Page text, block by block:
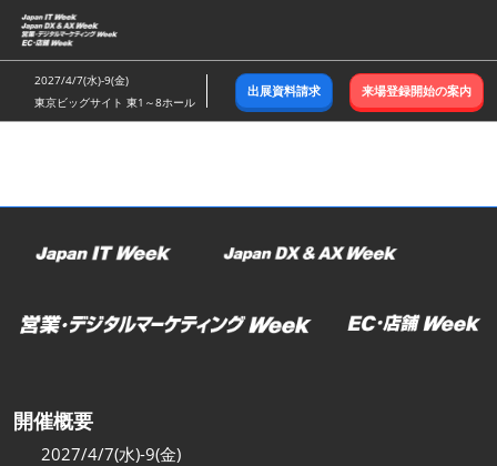
ス
キ
ッ
し
む
2027/4/7(水)-9(金)
東京ビッグサイト 東1～8ホール
出展資料請求 来場登録開始の案内
開催概要
2027/4/7(水)-9(金)